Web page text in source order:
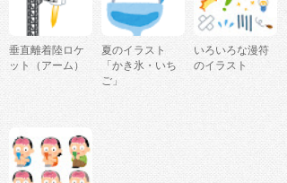
垂直離着陸ロケ
ット（アーム）
夏のイラスト
「かき氷・いち
ご」
いろいろな漫符
のイラスト